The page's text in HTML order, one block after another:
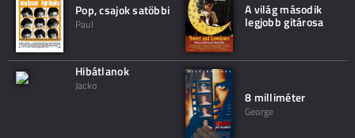
Pop, csajok satöbbi
Paul
A világ második
legjobb gitárosa
Hibátlanok
Jacko
8 milliméter
George